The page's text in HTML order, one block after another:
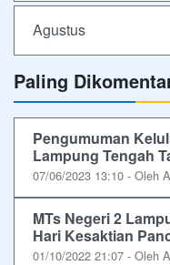
Agustus
Paling
Pengumuman
Lampung Tengah
07/06/2023 13:10 - Oleh
MTs Negeri 2
Hari Kesaktian
01/10/2022 21:07 - Oleh